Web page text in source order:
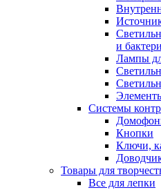
и
Лампы
Системы
Кнопки
Ключи,
Товары для
Все для лепки